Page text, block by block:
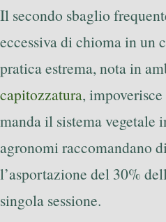
Il secondo sbaglio
eccessiva di chioma in un
pratica estrema, nota in
capitozzatura,
manda il sistema
agronomi raccomandano
l’asportazione del 30%
singola sessione.